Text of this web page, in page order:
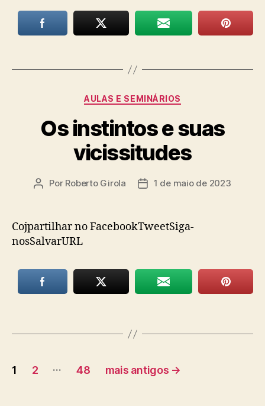
Categorias
AULAS E SEMINÁRIOS
Os instintos e suas
vicissitudes
Autor
Por Roberto Girola
Data1 de maio de 2023
Cojpartilhar no FacebookTweetSiga-
nosSalvarURL
Paginação
posts
1 2 … 48 mais antigos →